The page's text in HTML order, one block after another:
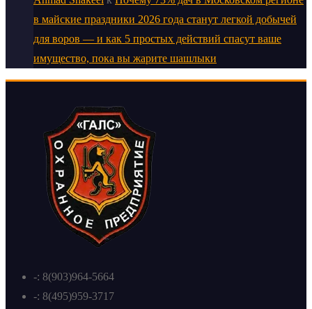
в майские праздники 2026 года станут легкой добычей
для воров — и как 5 простых действий спасут ваше
имущество, пока вы жарите шашлыки
-: 8(903)964-5664
-: 8(495)959-3717